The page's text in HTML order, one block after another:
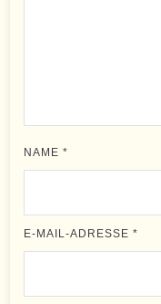
NAME*
E-MAIL-ADRESSE*